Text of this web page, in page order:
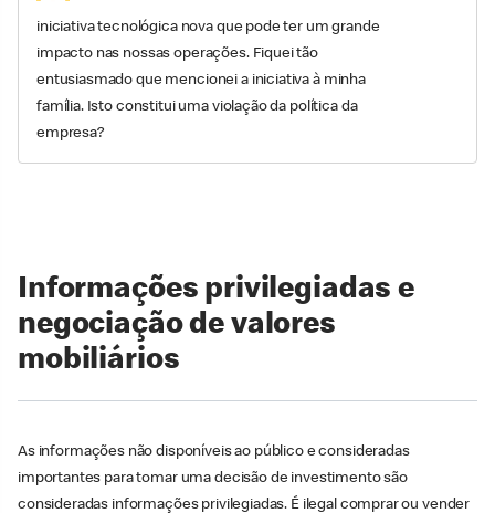
iniciativa tecnológica nova que pode ter um grande
impacto nas nossas operações. Fiquei tão
entusiasmado que mencionei a iniciativa à minha
família. Isto constitui uma violação da política da
empresa?
Informações privilegiadas e
negociação de valores
mobiliários
As informações não disponíveis ao público e consideradas
importantes para tomar uma decisão de investimento são
consideradas informações privilegiadas. É ilegal comprar ou vender